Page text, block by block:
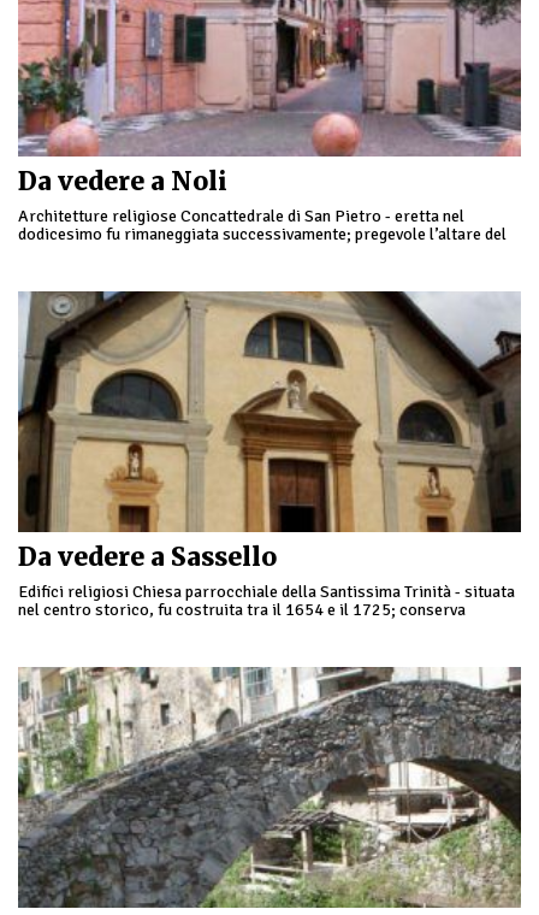
Da vedere a Noli
Architetture religiose Concattedrale di San Pietro - eretta nel
dodicesimo fu rimaneggiata successivamente; pregevole l’altare del
Da vedere a Sassello
Edifici religiosi Chiesa parrocchiale della Santissima Trinità - situata
nel centro storico, fu costruita tra il 1654 e il 1725; conserva